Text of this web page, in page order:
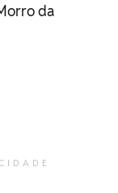
da